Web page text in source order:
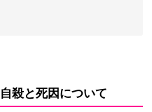
殺と死因について